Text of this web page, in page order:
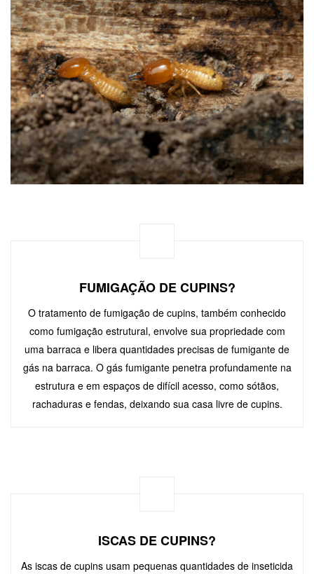
FUMIGAÇÃO DE CUPINS?
O tratamento de fumigação de cupins, também conhecido
como fumigação estrutural, envolve sua propriedade com
uma barraca e libera quantidades precisas de fumigante de
gás na barraca. O gás fumigante penetra profundamente na
estrutura e em espaços de difícil acesso, como sótãos,
rachaduras e fendas, deixando sua casa livre de cupins.
ISCAS DE CUPINS?
As iscas de cupins usam pequenas quantidades de inseticida